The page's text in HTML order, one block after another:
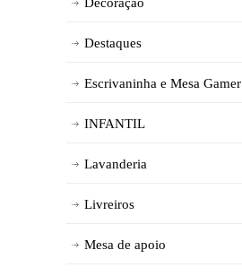
Destaques
Escrivaninha e Mesa Gamer
INFANTIL
Lavanderia
Livreiros
Mesa de apoio